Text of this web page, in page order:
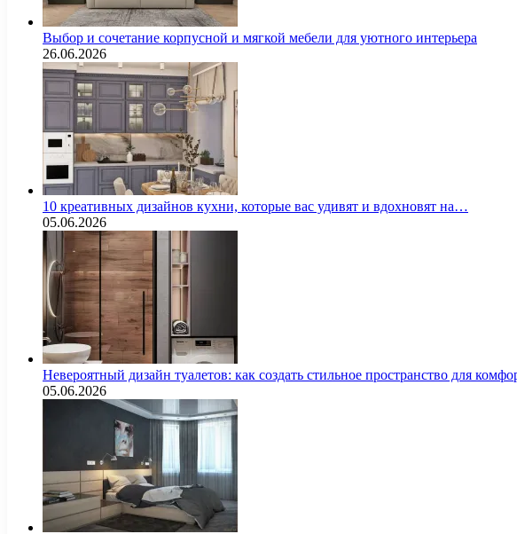
Выбор и сочетание корпусной и мягкой мебели для уютного интерьера
26.06.2026
10 креативных дизайнов кухни, которые вас удивят и вдохновят на…
05.06.2026
Невероятный дизайн туалетов: как создать стильное пространство для
05.06.2026